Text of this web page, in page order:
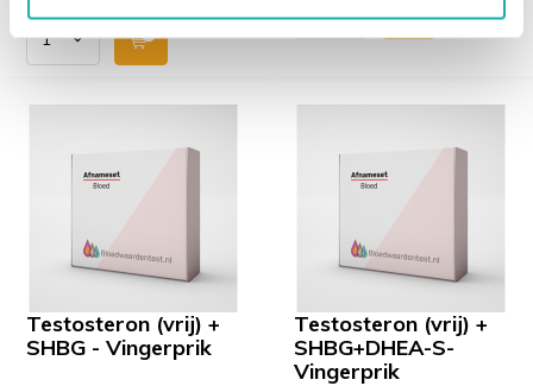
Testosteron (vrij) +
SHBG - Vingerprik
Testosteron (vrij) +
SHBG+DHEA-S-
Vingerprik